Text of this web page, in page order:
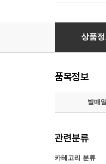
Katie Melua
상품
품목정보
발매일
관련분류
카테고리 분류